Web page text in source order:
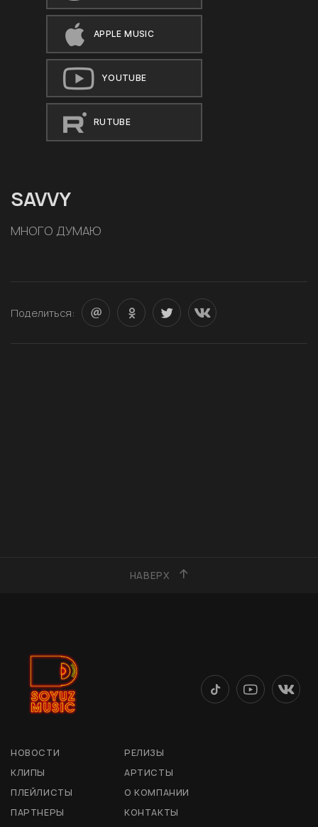
APPLE MUSIC
YOUTUBE
RUTUBE
SAVVY
МНОГО ДУМАЮ
Поделиться:
НАВЕРХ
НОВОСТИ
РЕЛИЗЫ
КЛИПЫ
АРТИСТЫ
ПЛЕЙЛИСТЫ
О КОМПАНИИ
ПАРТНЕРЫ
КОНТАКТЫ